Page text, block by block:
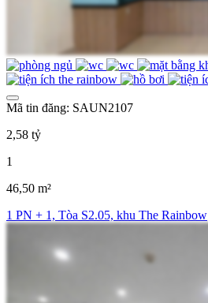
Mã tin đăng: SAUN2107
2,58 tỷ
1
46,50 m²
1 PN + 1, Tòa S2.05, khu The Rainbow